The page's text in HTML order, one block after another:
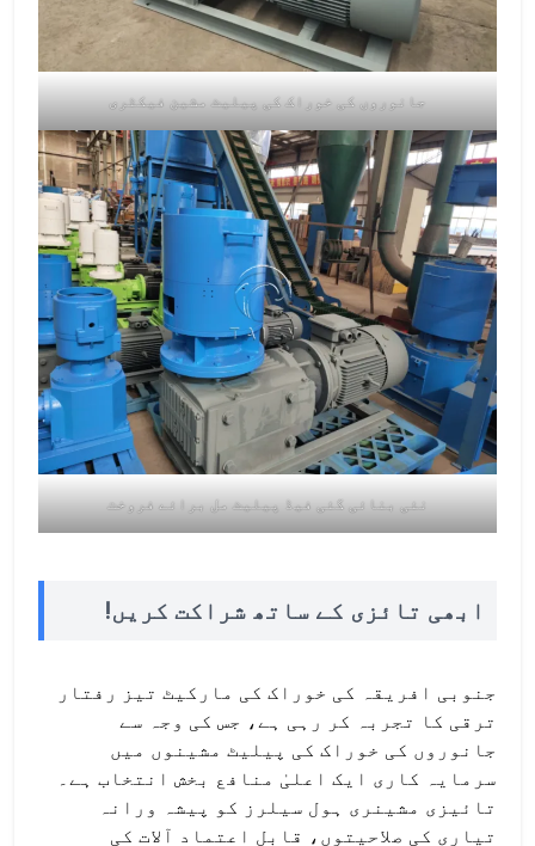
جانوروں کی خوراک کی پیلیٹ مشین فیکٹری
نئی بنائی گئی فیڈ پیلیٹ مل برائے فروخت
ابھی تائزی کے ساتھ شراکت کریں!
جنوبی افریقہ کی خوراک کی مارکیٹ تیز رفتار
ترقی کا تجربہ کر رہی ہے، جس کی وجہ سے
جانوروں کی خوراک کی پیلیٹ مشینوں میں
سرمایہ کاری ایک اعلیٰ منافع بخش انتخاب ہے۔
تائیزی مشینری ہول سیلرز کو پیشہ ورانہ
تیاری کی صلاحیتوں، قابل اعتماد آلات کی